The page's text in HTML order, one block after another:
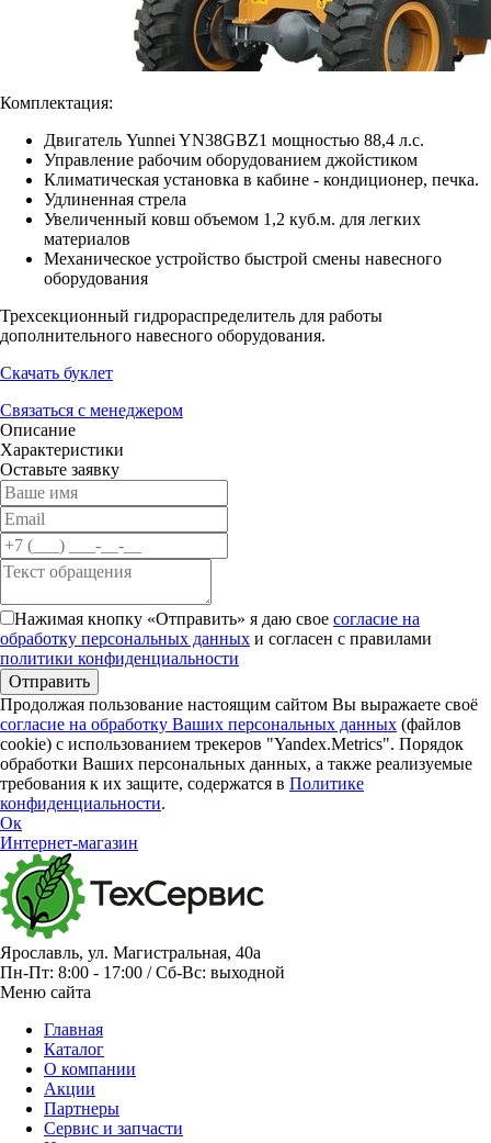
Комплектация:
Двигатель Yunnei YN38GBZ1 мощностью 88,4 л.с.
Управление рабочим оборудованием джойстиком
Климатическая установка в кабине - кондиционер, печка.
Удлиненная стрела
Увеличенный ковш объемом 1,2 куб.м. для легких
материалов
Механическое устройство быстрой смены навесного
оборудования
Трехсекционный гидрораспределитель для работы
дополнительного навесного оборудования.
Скачать буклет
Связаться с менеджером
Описание
Характеристики
Оставьте заявку
Нажимая кнопку «Отправить» я даю свое согласие на
обработку персональных данных и согласен с правилами
политики конфиденциальности
Продолжая пользование настоящим сайтом Вы выражаете своё
согласие на обработку Ваших персональных данных (файлов
cookie) с использованием трекеров "Yandex.Metrics". Порядок
обработки Ваших персональных данных, а также реализуемые
требования к их защите, содержатся в Политике
конфиденциальности.
Ок
Интернет-магазин
Ярославль, ул. Магистральная, 40а
Пн-Пт: 8:00 - 17:00 / Сб-Вс: выходной
Меню сайта
Главная
Каталог
О компании
Акции
Партнеры
Сервис и запчасти